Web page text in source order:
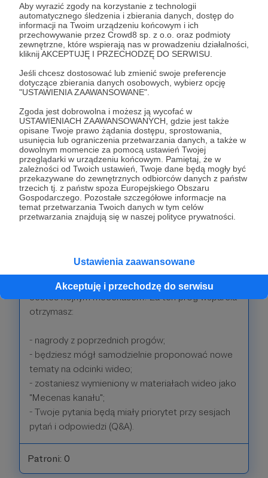
Aby wyrazić zgody na korzystanie z technologii
automatycznego śledzenia i zbierania danych, dostęp do
informacji na Twoim urządzeniu końcowym i ich
przechowywanie przez Crowd8 sp. z o.o. oraz podmioty
zewnętrzne, które wspierają nas w prowadzeniu działalności,
kliknij AKCEPTUJĘ I PRZECHODZĘ DO SERWISU.
Jeśli chcesz dostosować lub zmienić swoje preferencje
dotyczące zbierania danych osobowych, wybierz opcję
"USTAWIENIA ZAAWANSOWANE".
Zgoda jest dobrowolna i możesz ją wycofać w
USTAWIENIACH ZAAWANSOWANYCH, gdzie jest także
opisane Twoje prawo żądania dostępu, sprostowania,
usunięcia lub ograniczenia przetwarzania danych, a także w
dowolnym momencie za pomocą ustawień Twojej
przeglądarki w urządzeniu końcowym. Pamiętaj, że w
zależności od Twoich ustawień, Twoje dane będą mogły być
przekazywane do zewnętrznych odbiorców danych z państw
trzecich tj. z państw spoza Europejskiego Obszaru
Gospodarczego. Pozostałe szczegółowe informacje na
temat przetwarzania Twoich danych w tym celów
przetwarzania znajdują się w naszej polityce prywatności.
Ustawienia zaawansowane
Akceptuję i przechodzę do serwisu
39 zł miesięcznie
DORADCA
O, kurka! Dzięki! Za ten próg wsparcia otrzymasz:
- nagrody z poprzednich progów;
- możliwość głosowania przy wyborze tematów na
kolejne odcinki wideo;
Patroni: 1
Jesteś hojnym mecenasem! Za ten próg wsparcia
otrzymasz:
- nagrody z poprzednich progów;
- będziesz mógł samodzielnie proponować nowe
tematy na odcinki wideo;
- zostaniesz wymieniony w materiałach wideo jako
"Mecenas kanału";
- Twoje pytania będą miały priorytet przy sesjach
pytań i odpowiedzi (Q&A).
Patroni: 0